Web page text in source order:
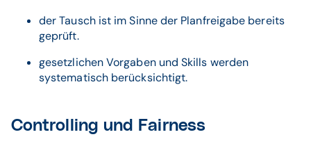
der Tausch ist im Sinne der Planfreigabe bereits
geprüft.
gesetzlichen Vorgaben und Skills werden
systematisch berücksichtigt.
Controlling und Fairness